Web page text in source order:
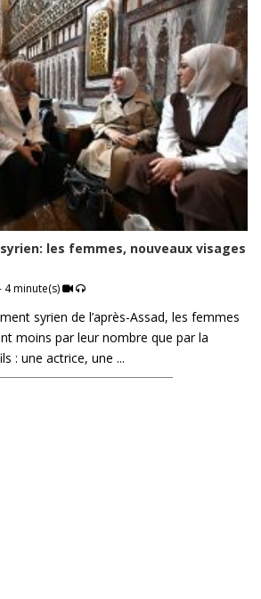
les femmes, nouveaux visages
minute(s)
syrien de l’après-Assad, les femmes
moins par leur nombre que par la
: une actrice, une ...